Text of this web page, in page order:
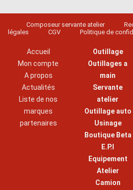
Composeur servante atelier
légales
CGV Politique de
Accueil
Mon compte
A propos
Actualités
Liste de nos
marques
partenaires
Outillage
Outillages a
main
Servante
atelier
Outillage auto
Usinage
Boutique Beta
E.P.I
Equipement
Atelier
Camion